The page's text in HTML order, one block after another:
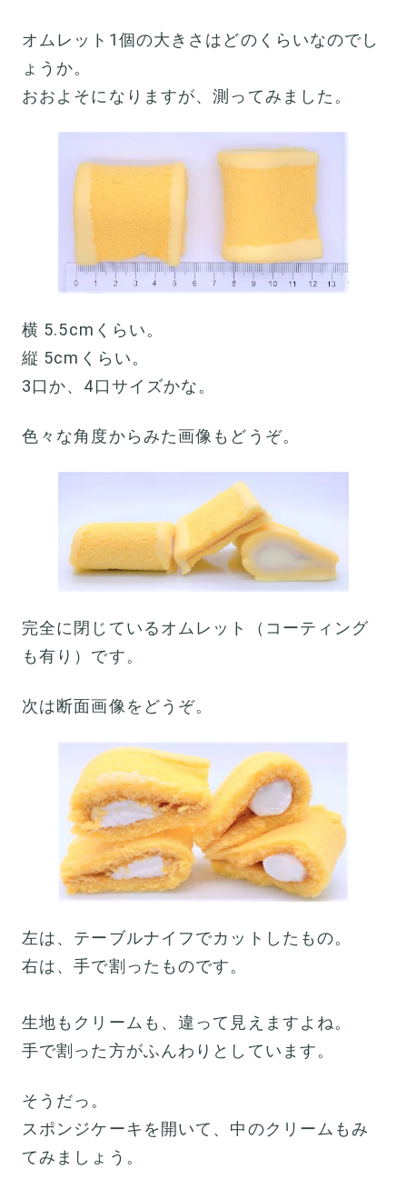
オムレット1個の大きさはどのくらいなのでし
ょうか。
おおよそになりますが、測ってみました。
横 5.5cmくらい。
縦 5cmくらい。
3口か、4口サイズかな。
色々な角度からみた画像もどうぞ。
完全に閉じているオムレット（コーティング
も有り）です。
次は断面画像をどうぞ。
左は、テーブルナイフでカットしたもの。
右は、手で割ったものです。
生地もクリームも、違って見えますよね。
手で割った方がふんわりとしています。
そうだっ。
スポンジケーキを開いて、中のクリームもみ
てみましょう。